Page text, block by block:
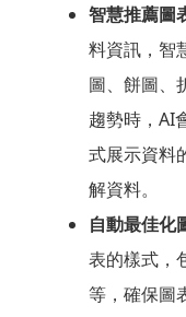
智慧推薦圖
料資訊，智
圖、餅圖、
趨勢時，AI
式展示資料
解資料。
自動最佳化
表的樣式，
等，確保圖